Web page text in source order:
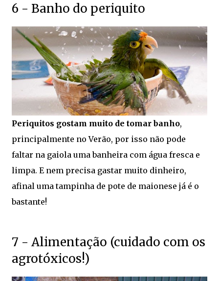
6 - Banho do periquito
Periquitos gostam muito de tomar banho,
principalmente no Verão, por isso não pode
faltar na gaiola uma banheira com água fresca e
limpa. E nem precisa gastar muito dinheiro,
afinal uma tampinha de pote de maionese já é o
bastante!
7 - Alimentação (cuidado com os
agrotóxicos!)